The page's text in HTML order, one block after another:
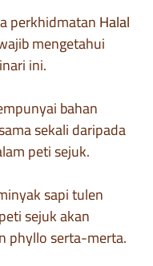
perkhidmatanHalal
mengetahui
ini.
bahan
sekali daripada
peti sejuk.
sapi tulen
sejuk akan
phyllo serta-merta.